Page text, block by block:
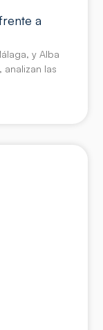
a
y Alba
analizan las